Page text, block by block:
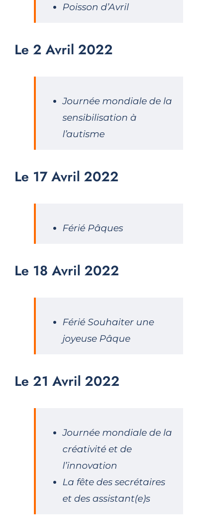
Poisson d’Avril
Le 2 Avril 2022
Journée mondiale de la
sensibilisation à
l’autisme
Le 17 Avril 2022
Férié Pâques
Le 18 Avril 2022
Férié Souhaiter une
joyeuse Pâque
Le 21 Avril 2022
Journée mondiale de la
créativité et de
l’innovation
La fête des secrétaires
et des assistant(e)s